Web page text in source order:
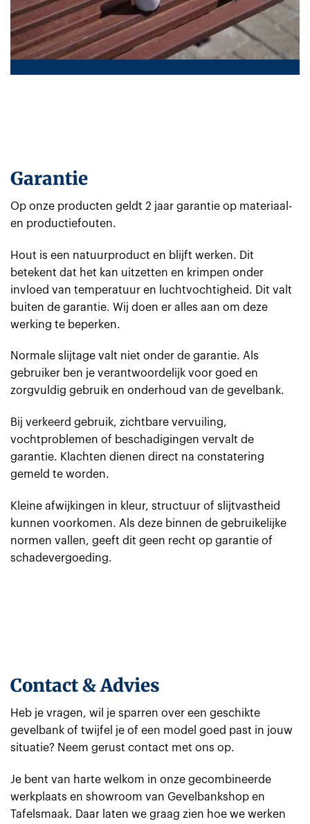
Garantie
Op onze producten geldt 2 jaar garantie op materiaal-
en productiefouten.
Hout is een natuurproduct en blijft werken. Dit
betekent dat het kan uitzetten en krimpen onder
invloed van temperatuur en luchtvochtigheid. Dit valt
buiten de garantie. Wij doen er alles aan om deze
werking te beperken.
Normale slijtage valt niet onder de garantie. Als
gebruiker ben je verantwoordelijk voor goed en
zorgvuldig gebruik en onderhoud van de gevelbank.
Bij verkeerd gebruik, zichtbare vervuiling,
vochtproblemen of beschadigingen vervalt de
garantie. Klachten dienen direct na constatering
gemeld te worden.
Kleine afwijkingen in kleur, structuur of slijtvastheid
kunnen voorkomen. Als deze binnen de gebruikelijke
normen vallen, geeft dit geen recht op garantie of
schadevergoeding.
Contact & Advies
Heb je vragen, wil je sparren over een geschikte
gevelbank of twijfel je of een model goed past in jouw
situatie? Neem gerust contact met ons op.
Je bent van harte welkom in onze gecombineerde
werkplaats en showroom van Gevelbankshop en
Tafelsmaak. Daar laten we graag zien hoe we werken